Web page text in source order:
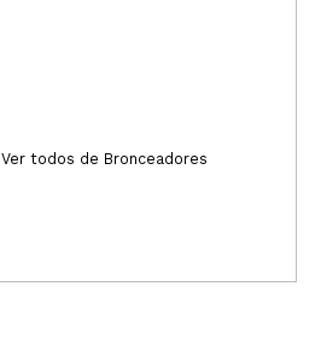
(3)
Ver todos de Bronceadores